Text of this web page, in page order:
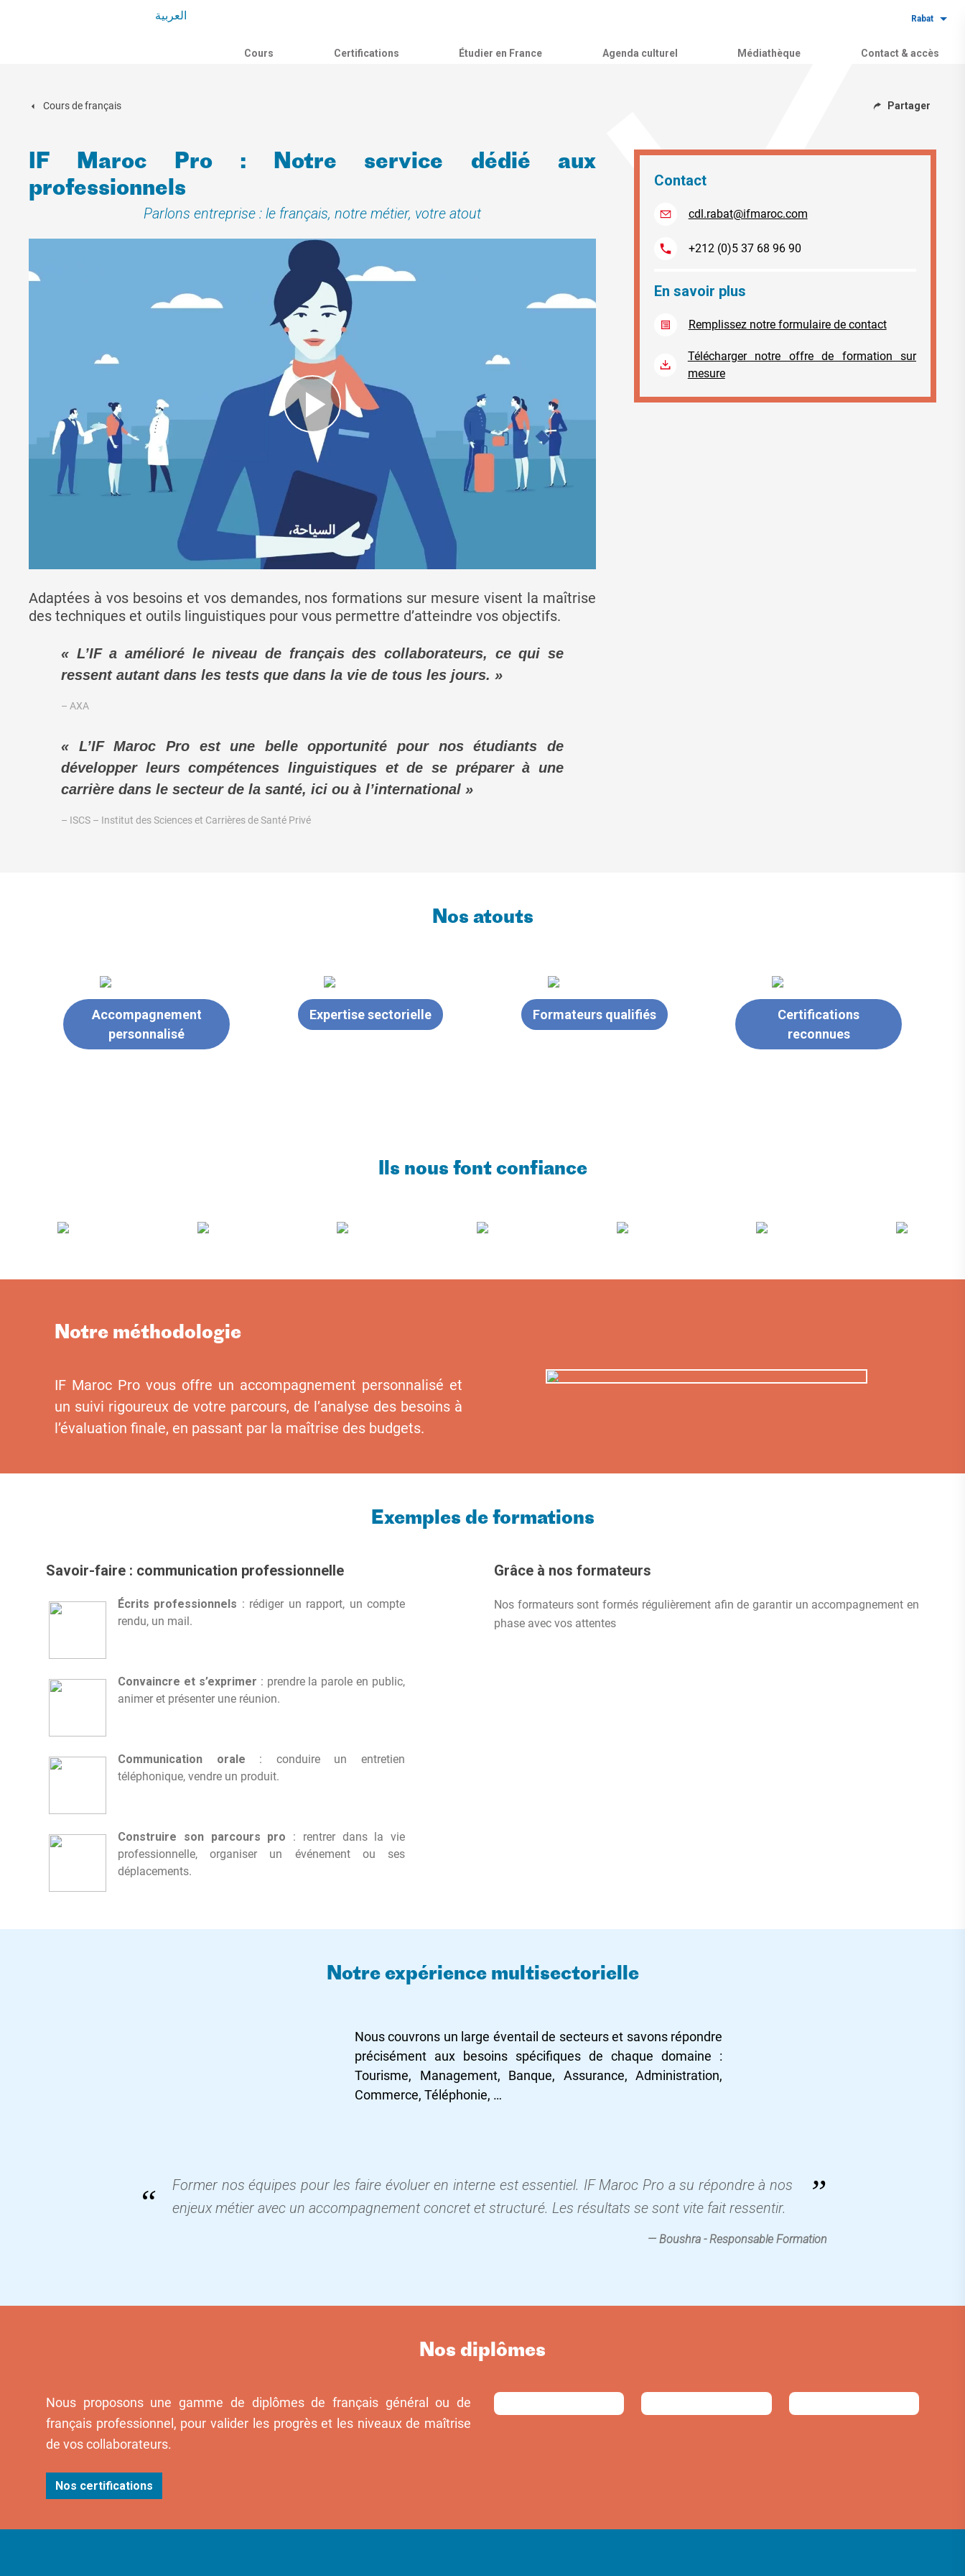
العربية Rabat
Cours Certifications Étudier en France Agenda culturel Médiathèque Contact & accès
Cours de français Partager
IF Maroc Pro : Notre service dédié aux
professionnels
Parlons entreprise : le français, notre métier, votre atout
Adaptées à vos besoins et vos demandes, nos formations sur mesure visent la maîtrise
des techniques et outils linguistiques pour vous permettre d’atteindre vos objectifs.
« L’IF a amélioré le niveau de français des collaborateurs, ce qui se
ressent autant dans les tests que dans la vie de tous les jours. »
– AXA
« L’IF Maroc Pro est une belle opportunité pour nos étudiants de
développer leurs compétences linguistiques et de se préparer à une
carrière dans le secteur de la santé, ici ou à l’international »
– ISCS – Institut des Sciences et Carrières de Santé Privé
Contact
cdl.rabat@ifmaroc.com
+212 (0)5 37 68 96 90
En savoir plus
Remplissez notre formulaire de contact
Télécharger notre offre de formation sur
mesure
Nos atouts
Accompagnement
personnalisé
Expertise sectorielle Formateurs qualifiés
Certifications
reconnues
Ils nous font confiance
Notre méthodologie
IF Maroc Pro vous offre un accompagnement personnalisé et
un suivi rigoureux de votre parcours, de l’analyse des besoins à
l’évaluation finale, en passant par la maîtrise des budgets.
Exemples de formations
Savoir-faire : communication professionnelle
Écrits professionnels : rédiger un rapport, un compte
rendu, un mail.
Convaincre et s’exprimer : prendre la parole en public,
animer et présenter une réunion.
Communication orale : conduire un entretien
téléphonique, vendre un produit.
Construire son parcours pro : rentrer dans la vie
professionnelle, organiser un événement ou ses
déplacements.
Grâce à nos formateurs
Nos formateurs sont formés régulièrement afin de garantir un accompagnement en
phase avec vos attentes
Notre expérience multisectorielle
Nous couvrons un large éventail de secteurs et savons répondre
précisément aux besoins spécifiques de chaque domaine :
Tourisme, Management, Banque, Assurance, Administration,
Commerce, Téléphonie, …
“
Former nos équipes pour les faire évoluer en interne est essentiel. IF Maroc Pro a su répondre à nos
enjeux métier avec un accompagnement concret et structuré. Les résultats se sont vite fait ressentir.
”
— Boushra - Responsable Formation
Nos diplômes
Nous proposons une gamme de diplômes de français général ou de
français professionnel, pour valider les progrès et les niveaux de maîtrise
de vos collaborateurs.
Nos certifications